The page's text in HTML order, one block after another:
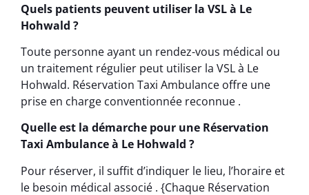
Quels patients peuvent utiliser la VSL à Le
Hohwald ?
Toute personne ayant un rendez-vous médical ou
un traitement régulier peut utiliser la VSL à Le
Hohwald. Réservation Taxi Ambulance offre une
prise en charge conventionnée reconnue .
Quelle est la démarche pour une Réservation
Taxi Ambulance à Le Hohwald ?
Pour réserver, il suffit d’indiquer le lieu, l’horaire et
le besoin médical associé . {Chaque Réservation